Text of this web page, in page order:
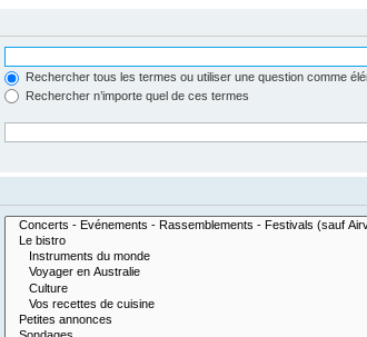
Rechercher tous les termes ou utiliser une question comme
Rechercher n’importe quel de ces termes